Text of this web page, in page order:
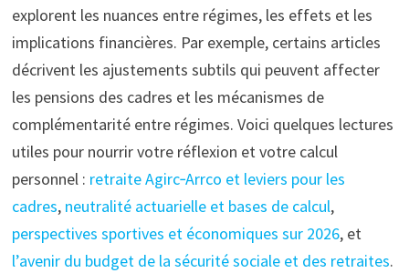
explorent les nuances entre régimes, les effets et les
implications financières. Par exemple, certains articles
décrivent les ajustements subtils qui peuvent affecter
les pensions des cadres et les mécanismes de
complémentarité entre régimes. Voici quelques lectures
utiles pour nourrir votre réflexion et votre calcul
personnel : retraite Agirc‑Arrco et leviers pour les
cadres, neutralité actuarielle et bases de calcul,
perspectives sportives et économiques sur 2026, et
l’avenir du budget de la sécurité sociale et des retraites.